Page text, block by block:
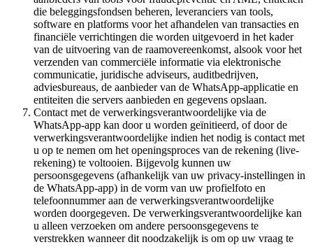
die beleggingsfondsen beheren, leveranciers van tools,
software en platforms voor het afhandelen van transacties en
financiële verrichtingen die worden uitgevoerd in het kader
van de uitvoering van de raamovereenkomst, alsook voor het
verzenden van commerciële informatie via elektronische
communicatie, juridische adviseurs, auditbedrijven,
adviesbureaus, de aanbieder van de WhatsApp-applicatie en
entiteiten die servers aanbieden en gegevens opslaan.
Contact met de verwerkingsverantwoordelijke via de
WhatsApp-app kan door u worden geïnitieerd, of door de
verwerkingsverantwoordelijke indien het nodig is contact met
u op te nemen om het openingsproces van de rekening (live-
rekening) te voltooien. Bijgevolg kunnen uw
persoonsgegevens (afhankelijk van uw privacy-instellingen in
de WhatsApp-app) in de vorm van uw profielfoto en
telefoonnummer aan de verwerkingsverantwoordelijke
worden doorgegeven. De verwerkingsverantwoordelijke kan
u alleen verzoeken om andere persoonsgegevens te
verstrekken wanneer dit noodzakelijk is om op uw vraag te